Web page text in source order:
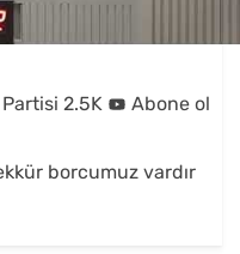
2.5K Abone ol
borcumuz vardır